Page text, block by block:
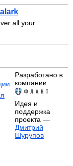
all your
Разработано в
компании
Идея и
поддержка
проекта —
Дмитрий
Шурупов